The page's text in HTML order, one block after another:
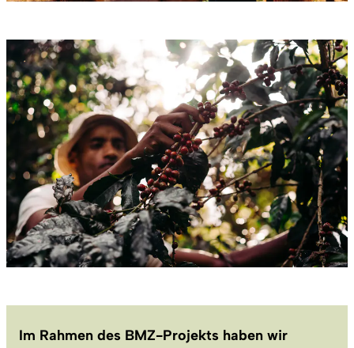
Im Rahmen des BMZ-Projekts haben wir